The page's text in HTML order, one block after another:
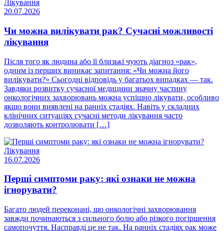
Лікування
20.07.2026
Чи можна вилікувати рак? Сучасні можливості
лікування
Після того як людина або її близькі чують діагноз «рак»,
одним із перших виникає запитання: «Чи можна його
вилікувати?» Сьогодні відповідь у багатьох випадках — так.
Завдяки розвитку сучасної медицини значну частину
онкологічних захворювань можна успішно лікувати, особливо
якщо вони виявлені на ранніх стадіях. Навіть у складних
клінічних ситуаціях сучасні методи лікування часто
дозволяють контролювати […]
Лікування
16.07.2026
Перші симптоми раку: які ознаки не можна
ігнорувати?
Багато людей переконані, що онкологічні захворювання
завжди починаються з сильного болю або різкого погіршення
самопочуття. Насправді це не так. На ранніх стадіях рак може